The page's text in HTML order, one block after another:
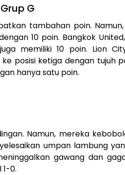
G
tambahan poin.
10 poin. Bangkok
memiliki 10 poin. Lion
posisi ketiga dengan tujuh
hanya satu poin.
Namun, mereka
umpan lambung
gawang dan
0.